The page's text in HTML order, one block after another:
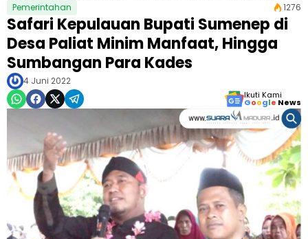
Pemerintahan 1276
Safari Kepulauan Bupati Sumenep di
Desa Paliat Minim Manfaat, Hingga
Sumbangan Para Kades
4 Juni 2022
Ikuti Kami
Google News